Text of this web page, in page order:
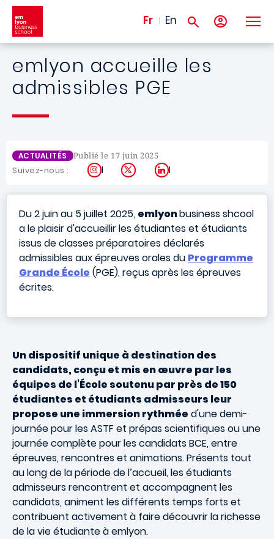
Aller au contenu principal
Fr En
emlyon accueille les
admissibles PGE
ACTUALITÉS Publié le 17 juin 2025
Suivez-nous : Instagram
X LinkedIn
Du 2 juin au 5 juillet 2025, emlyonbusiness shcool
a le plaisir d'accueillir les étudiantes et étudiants
issus de classes préparatoires déclarés
admissibles aux épreuves oralesdu Programme
Grande École (PGE), reçus après les épreuves
écrites.
Un dispositif unique à destination des
candidats, conçu et mis en œuvre par les
équipes de l’École soutenu par près de 150
étudiantes et étudiants admisseurs leur
propose une immersion rythmée d'une demi-
journée pour les ASTF et prépas scientifiques ou une
journée complète pour les candidats BCE,entre
épreuves, rencontres et animations. Présents tout
au long de la période de l’accueil, les étudiants
admisseurs rencontrent et accompagnent les
candidats, animent les différents temps forts et
contribuent activement à faire découvrir la richesse
de la vie étudiante à emlyon.